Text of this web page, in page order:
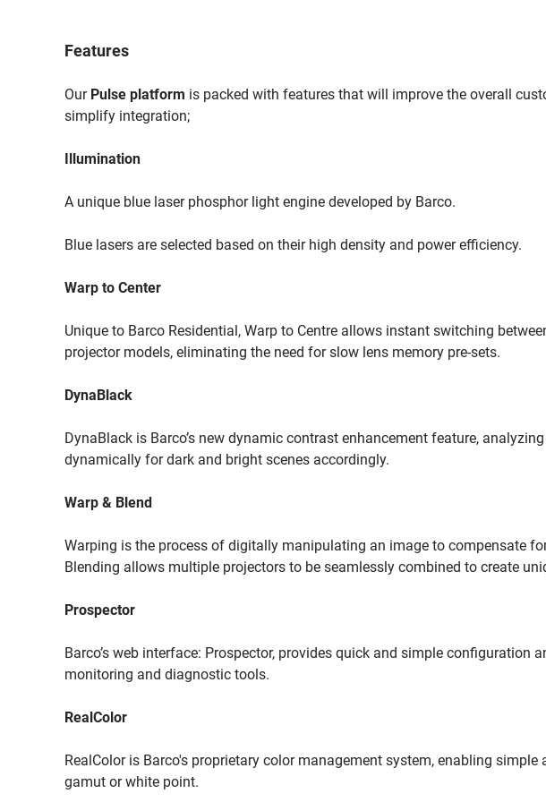
Features
Our Pulse platform is packed with features that will improve the overall
simplify integration;
Illumination
A unique blue laser phosphor light engine developed by Barco.
Blue lasers are selected based on their high density and power efficiency.
Warp to Center
Unique to Barco Residential, Warp to Centre allows instant switching
projector models, eliminating the need for slow lens memory pre-sets.
DynaBlack
DynaBlack is Barco’s new dynamic contrast enhancement feature,
dynamically for dark and bright scenes accordingly.
Warp & Blend
Warping is the process of digitally manipulating an image to compensate
Blending allows multiple projectors to be seamlessly combined to create
Prospector
Barco’s web interface: Prospector, provides quick and simple configuration
monitoring and diagnostic tools.
RealColor
RealColor is Barco's proprietary color management system, enabling
gamut or white point.